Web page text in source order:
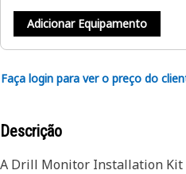
Adicionar Equipamento
Faça login para ver o preço do
Descrição
A Drill Monitor Installation Kit